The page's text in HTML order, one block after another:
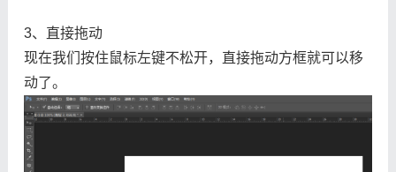
3、直接拖动
现在我们按住鼠标左键不松开，直接拖动方框就可以移
动了。